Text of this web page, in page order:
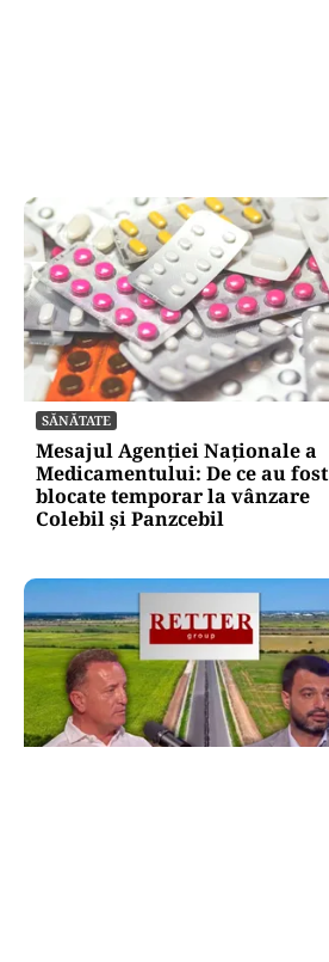
SĂNĂTATE
Mesajul Agenției Naționale a
Medicamentului: De ce au fost
blocate temporar la vânzare
Colebil și Panzcebil